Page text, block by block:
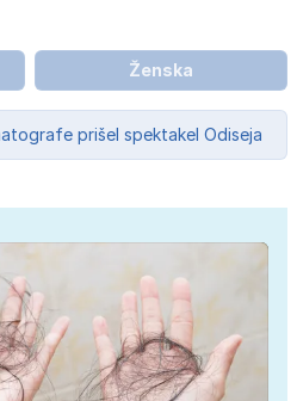
Ženska
prišel spektakel Odiseja